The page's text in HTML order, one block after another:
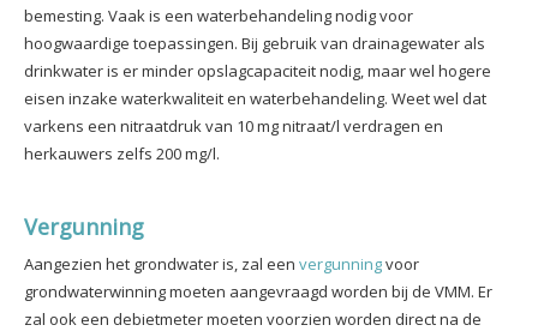
bemesting. Vaak is een waterbehandeling nodig voor
hoogwaardige toepassingen. Bij gebruik van drainagewater als
drinkwater is er minder opslagcapaciteit nodig, maar wel hogere
eisen inzake waterkwaliteit en waterbehandeling. Weet wel dat
varkens een nitraatdruk van 10 mg nitraat/l verdragen en
herkauwers zelfs 200 mg/l.
Vergunning
Aangezien het grondwater is, zal een vergunningvoor
grondwaterwinning moeten aangevraagd worden bij de VMM. Er
zal ook een debietmetermoeten voorzien worden direct na de